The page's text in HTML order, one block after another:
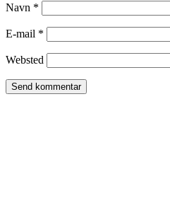
Navn *
E-mail *
Websted